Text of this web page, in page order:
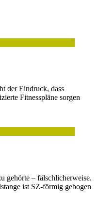
der Eindruck, dass
Fitnesspläne sorgen
gehörte – fälschlicherweise.
ist SZ-förmig gebogen